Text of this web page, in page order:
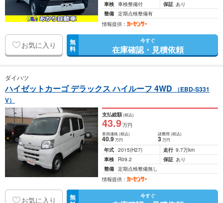
車検 車検整備付 保証 あり
整備 定期点検整備有
情報提供：
お気に入り 無
料
今すぐ
在庫確認・見積依頼
ダイハツ
ハイゼットカーゴ デラックス ハイルーフ 4WD
（EBD-S331
V）
支払総額(税込)
43.9万円
車両価格(税込)
40.9万円
諸費用 (税込)
3 万円
年式 2015(H27) 走行 9.7万km
車検
R09.2 保証 あり
整備 定期点検整備無し
情報提供：
お気に入り 無 今すぐ